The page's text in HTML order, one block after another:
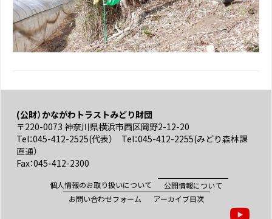
(公財）かながわトラストみどり財団
〒220-0073 神奈川県横浜市西区岡野2-12-20
Tel：045-412-2525(代表） Tel：045-412-2255(みどり森林課
直通）
Fax：045-412-2300
個人情報のお取り扱いについて
公開情報について
お問い合わせフォーム
アーカイブ目次